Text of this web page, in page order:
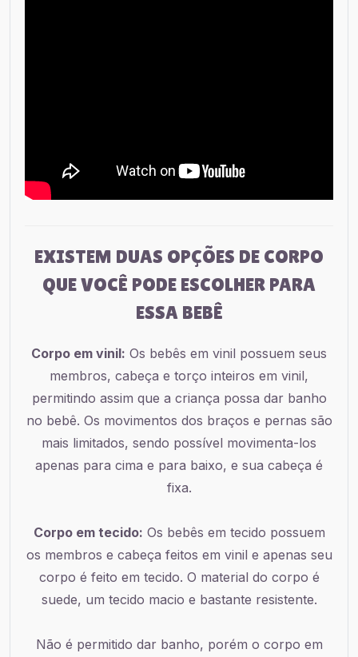
EXISTEM DUAS OPÇÕES DE CORPO
QUE VOCÊ PODE ESCOLHER PARA
ESSA BEBÊ
Corpo em vinil: Os bebês em vinil possuem seus
membros, cabeça e torço inteiros em vinil,
permitindo assim que a criança possa dar banho
no bebê. Os movimentos dos braços e pernas são
mais limitados, sendo possível movimenta-los
apenas para cima e para baixo, e sua cabeça é
fixa.
Corpo em tecido: Os bebês em tecido possuem
os membros e cabeça feitos em vinil e apenas seu
corpo é feito em tecido. O material do corpo é
suede, um tecido macio e bastante resistente.
Não é permitido dar banho, porém o corpo em